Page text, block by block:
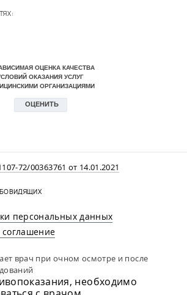
72/00363761 от 14.01.2021
персональных данных
соглашение
врач при очном осмотре и после
необходимо